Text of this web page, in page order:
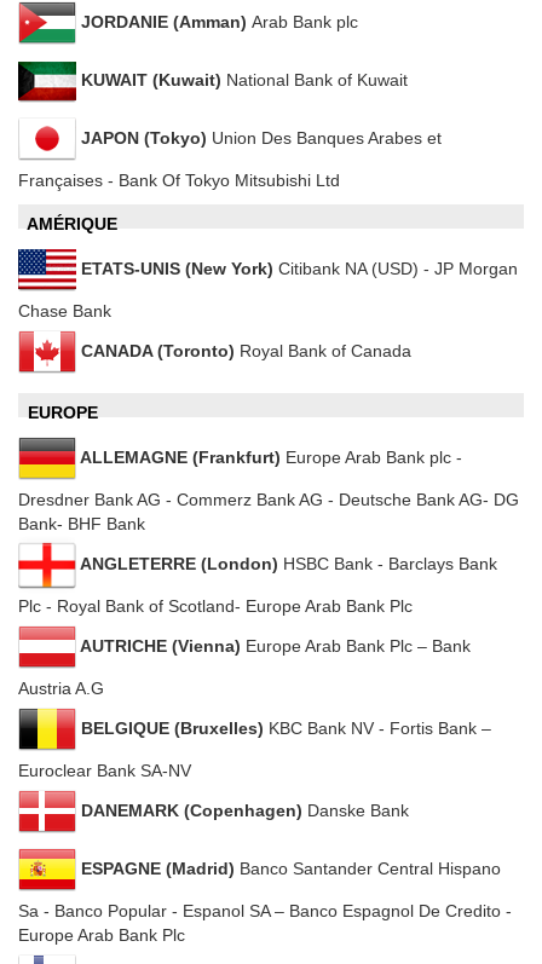
JORDANIE (Amman) Arab Bank plc
KUWAIT (Kuwait) National Bank of Kuwait
JAPON (Tokyo) Union Des Banques Arabes et
Françaises ‐ Bank Of Tokyo Mitsubishi Ltd
AMÉRIQUE
ETATS‐UNIS (New York) Citibank NA (USD) - JP Morgan
Chase Bank
CANADA (Toronto) Royal Bank of Canada
EUROPE
ALLEMAGNE (Frankfurt) Europe Arab Bank plc ‐
Dresdner Bank AG ‐ Commerz Bank AG ‐ Deutsche Bank AG‐ DG
Bank‐ BHF Bank
ANGLETERRE (London) HSBC Bank ‐ Barclays Bank
Plc ‐ Royal Bank of Scotland‐ Europe Arab Bank Plc
AUTRICHE (Vienna) Europe Arab Bank Plc – Bank
Austria A.G
BELGIQUE (Bruxelles) KBC Bank NV ‐ Fortis Bank –
Euroclear Bank SA‐NV
DANEMARK (Copenhagen) Danske Bank
ESPAGNE (Madrid) Banco Santander Central Hispano
Sa ‐ Banco Popular ‐ Espanol SA – Banco Espagnol De Credito ‐
Europe Arab Bank Plc